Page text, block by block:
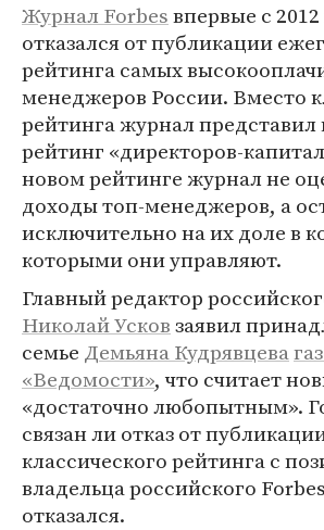
Журнал Forbesвпервые с
отказался от публикации
рейтинга самых
менеджеров России. Вместо
рейтинга журнал
рейтинг «директоров-
новом рейтинге журнал не
доходы топ-менеджеров, а
исключительно на их доле в
которыми они управляют.
Главный редактор
Николай Усковзаявил
семье Демьяна Кудрявцева
«Ведомости», что считает
«достаточно любопытным».
связан ли отказ от
классического рейтинга с
владельца российского
отказался.